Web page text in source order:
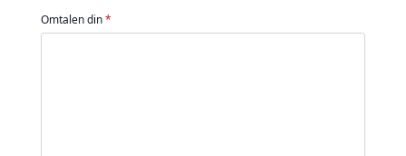
av
5
av
5
av
5
av
5 5
Omtalen din*